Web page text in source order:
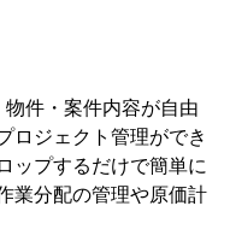
件・案件内容が自由
ロジェクト管理ができ
ップするだけで簡単に
業分配の管理や原価計